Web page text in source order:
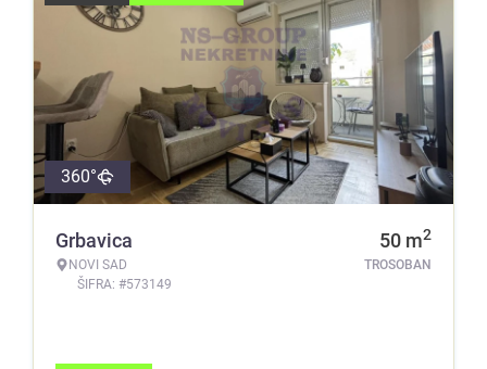
360°
Grbavica
NOVI SAD
ŠIFRA: #573149
50 m2
TROSOBAN